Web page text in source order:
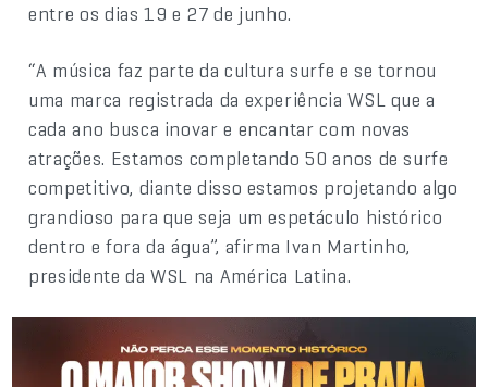
entre os dias 19 e 27 de junho.
“A música faz parte da cultura surfe e se tornou
uma marca registrada da experiência WSL que a
cada ano busca inovar e encantar com novas
atrações. Estamos completando 50 anos de surfe
competitivo, diante disso estamos projetando algo
grandioso para que seja um espetáculo histórico
dentro e fora da água”, afirma Ivan Martinho,
presidente da WSL na América Latina.